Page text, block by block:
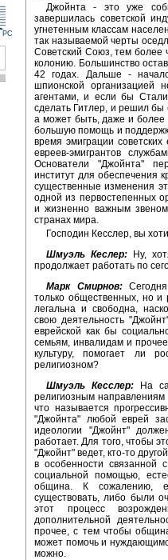
РС
Джойнта - это уже
завершилась советской
угнетенным классам
так называемой черты
Советский Союз, тем более
колонию. Большинство
42 годах. Дальше -
шпионской организацией
агентами, и если бы
сделать Гитлер, и решил бы
а может быть, даже и более
большую помощь и
время эмиграции
евреев-эмигрантов
Основатели "Джойнта"
институт для обеспечения
существенные изменения
одной из первостепенных
и жизненно важным
странах мира.
Господин Кесслер, вы
Шмуэль Кеслер:Ну,
продолжает работать по
Марк Смирнов:Сегодня,
только общественных, но
легальна и свободна,
свою деятельность
еврейской как бы
семьям, инвалидам и
культуру, помогает ли
религиозном?
Шмуэль Кесслер: На
религиозным направлениям
что называется
"Джойнта" любой еврей
идеологии "Джойнт"
работает. Для того, чтобы
"Джойнт" ведет, кто-то
в особенности связанной
социальной помощью,
община. К сожалению,
существовать, либо были
этот процесс
дополнительной
прочее, с тем чтобы
может помочь и
можно.